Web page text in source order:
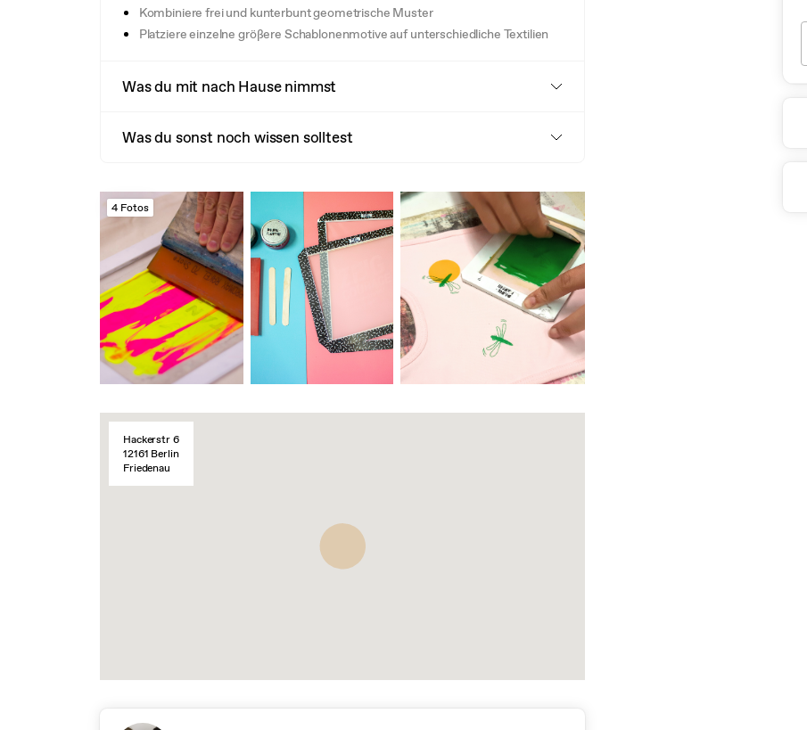
Kombiniere frei und kunterbunt geometrische Muster
Platziere einzelne größere Schablonenmotive auf unterschiedliche Textilien
Was du mit nach Hause nimmst
Was du sonst noch wissen solltest
4 Fotos
Hackerstr 6
12161 Berlin
Friedenau